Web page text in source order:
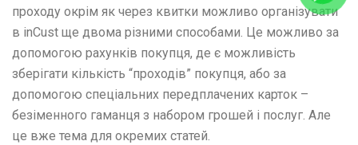
проходу окрім як через квитки можливо організувати
в inCust ще двома різними способами. Це можливо за
допомогою рахунків покупця, де є можливість
зберігати кількість “проходів” покупця, або за
допомогою спеціальних передплачених карток –
безіменного гаманця з набором грошей і послуг. Але
це вже тема для окремих статей.